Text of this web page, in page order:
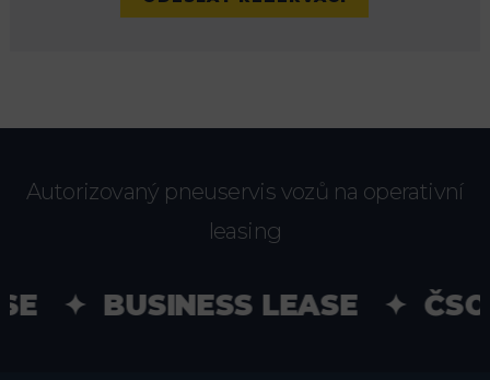
Autorizovaný pneuservis vozů na operativní
leasing
✦ BUSINESS LEASE ✦